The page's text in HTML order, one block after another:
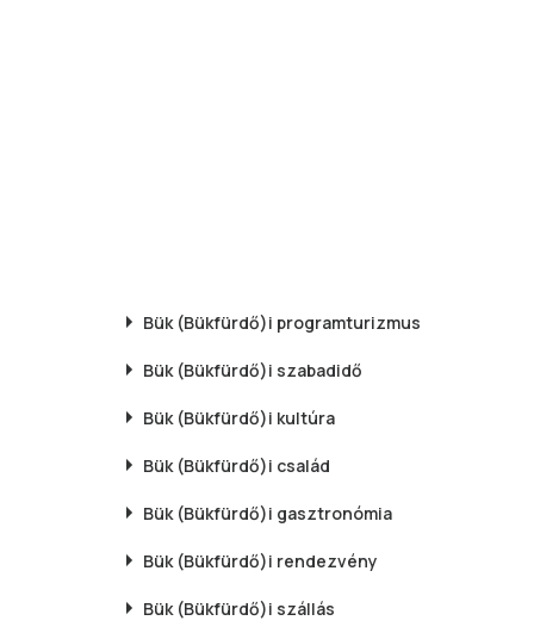
Bük (Bükfürdő)i programturizmus
Bük (Bükfürdő)i szabadidő
Bük (Bükfürdő)i kultúra
Bük (Bükfürdő)i család
Bük (Bükfürdő)i gasztronómia
Bük (Bükfürdő)i rendezvény
Bük (Bükfürdő)i szállás